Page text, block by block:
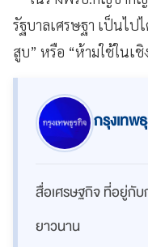
รัฐบาลเศรษฐา เป็นไป
สูบ” หรือ “ห้ามใช้ในเ
กรุงเทพ
สื่อเศรษฐกิจ ที่อยู่กับ
ยาวนาน